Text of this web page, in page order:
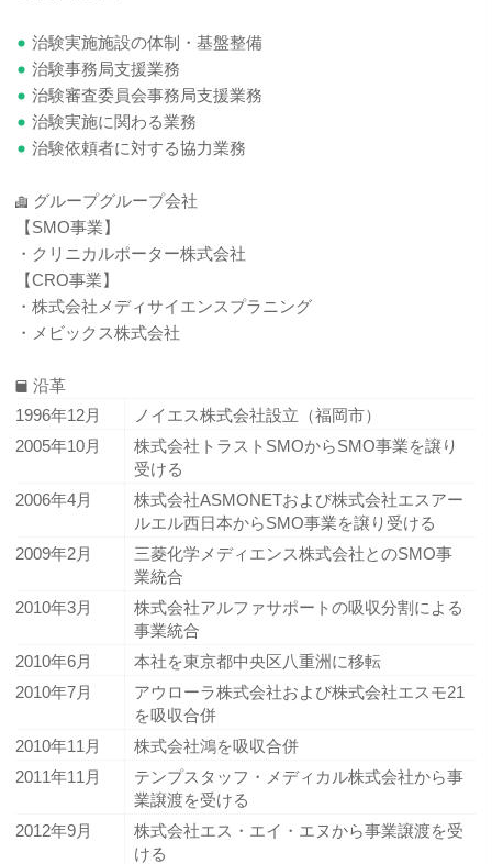
治験実施施設の体制・基盤整備
治験事務局支援業務
治験審査委員会事務局支援業務
治験実施に関わる業務
治験依頼者に対する協力業務
グループグループ会社
【SMO事業】
・クリニカルポーター株式会社
【CRO事業】
・株式会社メディサイエンスプラニング
・メビックス株式会社
沿革
1996年12月
ノイエス株式会社設立（福岡市）
2005年10月
株式会社トラストSMOからSMO事業を譲り
受ける
2006年4月
株式会社ASMONETおよび株式会社エスアー
ルエル西日本からSMO事業を譲り受ける
2009年2月
三菱化学メディエンス株式会社とのSMO事
業統合
2010年3月
株式会社アルファサポートの吸収分割による
事業統合
2010年6月
本社を東京都中央区八重洲に移転
2010年7月
アウローラ株式会社および株式会社エスモ21
を吸収合併
2010年11月
株式会社鴻を吸収合併
2011年11月
テンプスタッフ・メディカル株式会社から事
業譲渡を受ける
2012年9月
株式会社エス・エイ・エヌから事業譲渡を受
ける